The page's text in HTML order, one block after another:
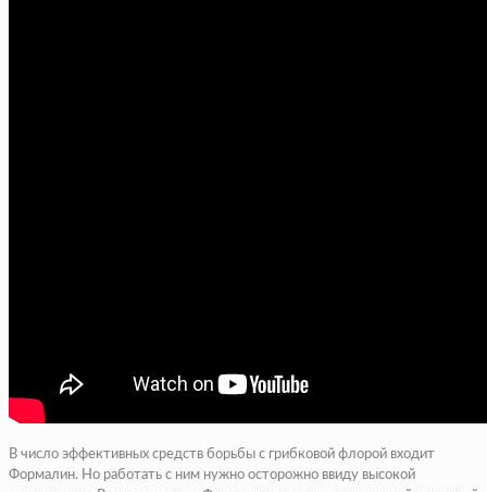
В число эффективных средств борьбы с грибковой флорой входит
Формалин. Но работать с ним нужно осторожно ввиду высокой